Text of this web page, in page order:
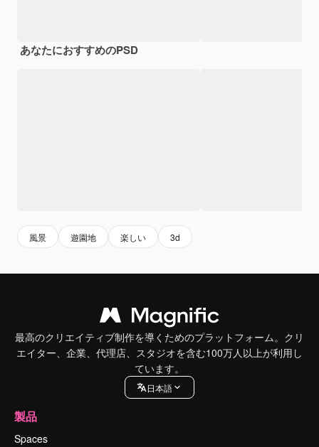
あなたにおすすめのPSD
風景 遊園地 楽しい 3d
最高のクリエイティブ制作を導くためのプラットフォーム。クリ
エイター、企業、代理店、スタジオを含む100万人以上が利用し
ています。
日本語
製品
Spaces